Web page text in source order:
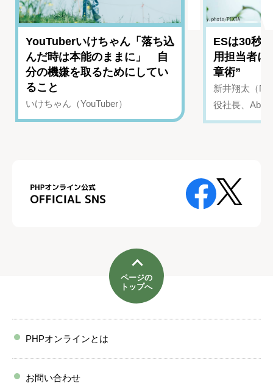
YouTuberいけちゃん「落ち込
んだ時は本能のままに」 自
分の機嫌を取るためにしてい
ること
いけちゃん（YouTuber）
ESは30秒
用担当者に
章術”
新井翔太（
役社長、
ページの
トップへ
PHPオンラインとは
お問い合わせ